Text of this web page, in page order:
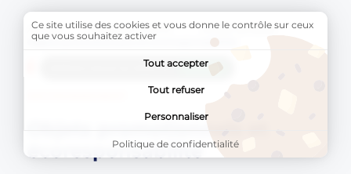
Accueil BLAGNAC VERTE Achats durables
Page
Objets promotionnels et écoresponsabilité
AddToAny (share) est désactivé. Autoriser
Objets promotionnels et
écoresponsabilité
Ce site utilise des cookies et vous donne le contrôle sur ceux
que vous souhaitez activer
Tout accepter
Tout refuser
Personnaliser
Politique de confidentialité